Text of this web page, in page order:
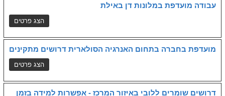
עבודה מועדפת במלונות דן באילת
מועדפת בחברה בתחום האנרגיה הסולארית דרושים מתקינים
דרושים שומרים ללובי באיזור המרכז - אפשרות למידה בזמן